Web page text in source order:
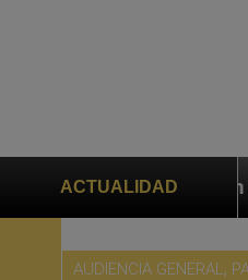
ACTUALIDAD
a Marco Rubio ante
AUDIENCIA GENERAL,